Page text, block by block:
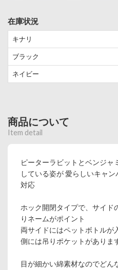
在庫状況
キナリ
ブラック
ネイビー
商品について
Item detail
ピーターラビットとベンジャ
している姿が 愛らしいキャ
対応
ホック開閉タイプで、サイド
りネームがポイント
両サイドにはペットボトルが
側には吊りポケットがありま
目が細かい綿素材なのでどん